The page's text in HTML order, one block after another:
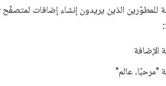
الإضافة
"مرحبًا، عالم"